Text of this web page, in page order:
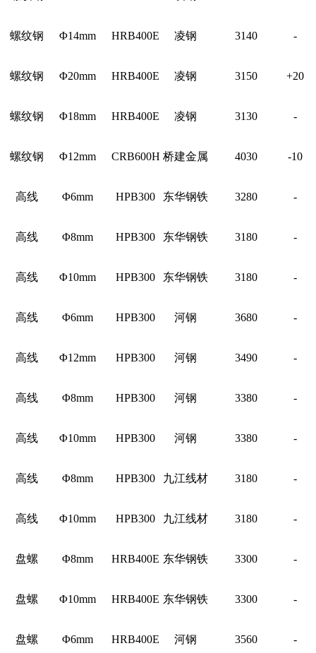
螺纹钢 Φ14mm HRB400E 凌钢 3140 -
螺纹钢 Φ20mm HRB400E 凌钢 3150 +20
螺纹钢 Φ18mm HRB400E 凌钢 3130 -
螺纹钢 Φ12mm CRB600H 桥建金属 4030 -10
高线 Φ6mm HPB300 东华钢铁 3280 -
高线 Φ8mm HPB300 东华钢铁 3180 -
高线 Φ10mm HPB300 东华钢铁 3180 -
高线 Φ6mm HPB300 河钢 3680 -
高线 Φ12mm HPB300 河钢 3490 -
高线 Φ8mm HPB300 河钢 3380 -
高线 Φ10mm HPB300 河钢 3380 -
高线 Φ8mm HPB300 九江线材 3180 -
高线 Φ10mm HPB300 九江线材 3180 -
盘螺 Φ8mm HRB400E 东华钢铁 3300 -
盘螺 Φ10mm HRB400E 东华钢铁 3300 -
盘螺 Φ6mm HRB400E 河钢 3560 -